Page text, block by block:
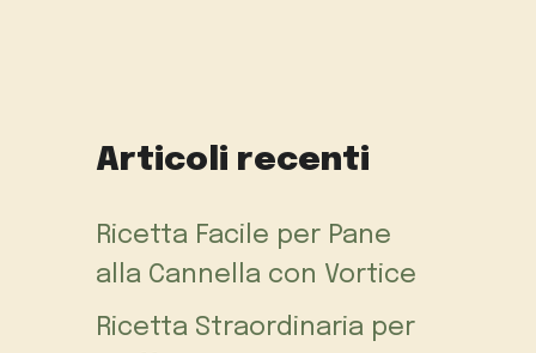
Articoli recenti
Ricetta Facile per Pane
alla Cannella con Vortice
Ricetta Straordinaria per